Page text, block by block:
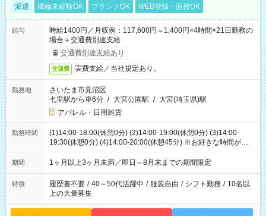
派遣 職種未経験OK ブランクOK WEB登録・面接OK
給与
時給1400円／月収例：117,600円＝1,400円×4時間×21日勤務の
場合＋交通費別途支給
交通費別途支給あり
交通費 実費支給／当社規定あり。
勤務地
さいたま市見沼区
七里駅から車6分 / 大宮公園駅 / 大宮(埼玉県)駅
アパレル・日用雑貨
勤務時間
(1)14:00-18:00(休憩0分) (2)14:00-19:00(休憩0分) (3)14:00-
19:30(休憩0分) (4)14:00-20:00(休憩45分) ※お好きな時間が選べ
ます
期間 1ヶ月以上3ヶ月未満／即日～8月末までの期間限定
特徴 履歴書不要 / 40～50代活躍中 / 服装自由 / シフト勤務 / 10名以
上の大量募集